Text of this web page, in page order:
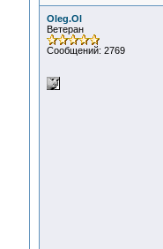
Oleg.Ol
Ветеран
Сообщений: 2769